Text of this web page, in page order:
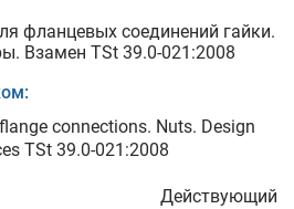
фланцевых соединений гайки.
Взамен TSt 39.0-021:2008
connections. Nuts. Design
TSt 39.0-021:2008
Действующий